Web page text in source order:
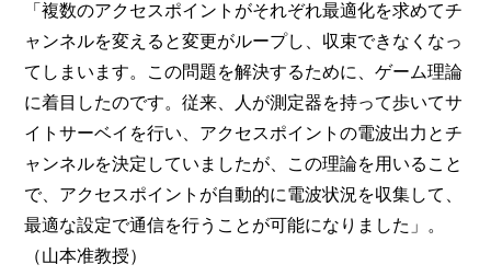
「複数のアクセスポイントがそれぞれ最適化を求めてチ
ャンネルを変えると変更がループし、収束できなくなっ
てしまいます。この問題を解決するために、ゲーム理論
に着目したのです。従来、人が測定器を持って歩いてサ
イトサーベイを行い、アクセスポイントの電波出力とチ
ャンネルを決定していましたが、この理論を用いること
で、アクセスポイントが自動的に電波状況を収集して、
最適な設定で通信を行うことが可能になりました」。
（山本准教授）